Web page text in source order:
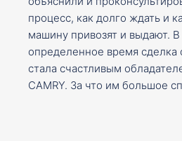
процесс, как долго ждать и
машину привозят и выдают. В
определенное время сделка
стала счастливым
CAMRY. За что им большое